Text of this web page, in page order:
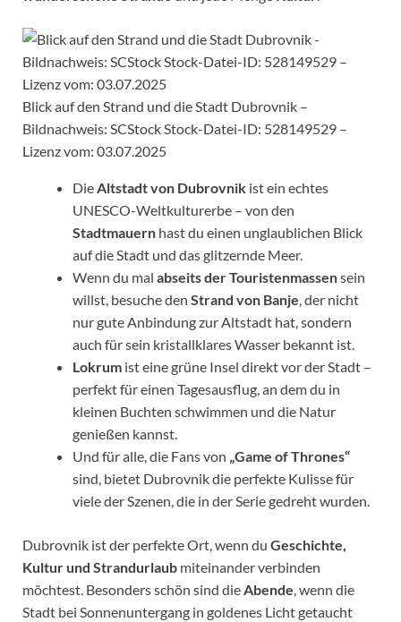
Blick auf den Strand und die Stadt Dubrovnik –
Bildnachweis: SCStock Stock-Datei-ID: 528149529 –
Lizenz vom: 03.07.2025
DieAltstadt von Dubrovnik ist ein echtes
UNESCO-Weltkulturerbe – von den
Stadtmauern hast du einen unglaublichen Blick
auf die Stadt und das glitzernde Meer.
Wenn du mal abseits der Touristenmassensein
willst, besuche den Strand von Banje, der nicht
nur gute Anbindung zur Altstadt hat, sondern
auch für sein kristallklares Wasser bekannt ist.
Lokrum ist eine grüne Insel direkt vor der Stadt –
perfekt für einen Tagesausflug, an dem du in
kleinen Buchten schwimmen und die Natur
genießen kannst.
Und für alle, die Fans von „Game of Thrones“
sind, bietet Dubrovnik die perfekte Kulisse für
viele der Szenen, die in der Serie gedreht wurden.
Dubrovnik ist der perfekte Ort, wenn du Geschichte,
Kultur und Strandurlaub miteinander verbinden
möchtest. Besonders schön sind dieAbende, wenn die
Stadt bei Sonnenuntergang in goldenes Licht getaucht